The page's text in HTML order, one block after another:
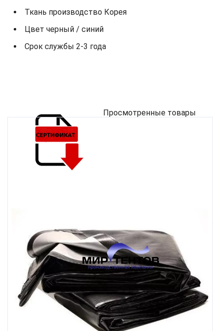
Ткань производство Корея
Цвет черный / синий
Срок службы 2-3 года
Просмотренные товары